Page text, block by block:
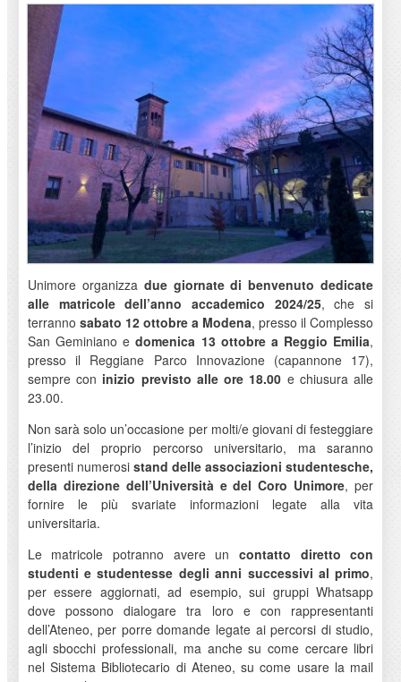
Unimore organizza due giornate di benvenuto dedicate
alle matricole dell’anno accademico 2024/25, che si
terranno sabato 12 ottobre a Modena, presso il Complesso
San Geminiano edomenica 13 ottobre a Reggio Emilia,
presso il Reggiane Parco Innovazione (capannone 17),
sempre con inizio previsto alle ore 18.00 e chiusura alle
23.00.
Non sarà solo un’occasione per molti/e giovani di festeggiare
l’inizio del proprio percorso universitario, ma saranno
presenti numerosi stand delle associazioni studentesche,
della direzione dell’Università e del Coro Unimore, per
fornire le più svariate informazioni legate alla vita
universitaria.
Le matricole potranno avere un contatto diretto con
studenti e studentesse degli anni successivi al primo,
per essere aggiornati, ad esempio, sui gruppi Whatsapp
dove possono dialogare tra loro e con rappresentanti
dell’Ateneo, per porre domande legate ai percorsi di studio,
agli sbocchi professionali, ma anche su come cercare libri
nel Sistema Bibliotecario di Ateneo, su come usare la mail